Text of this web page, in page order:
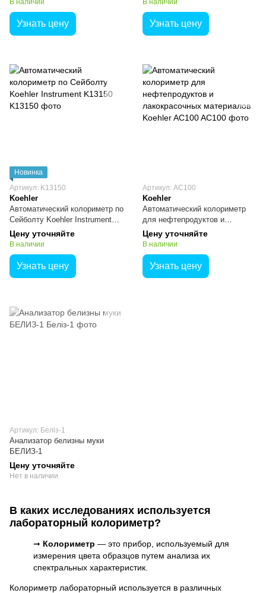
В каких исследованиях используется
лабораторный колориметр?
➞ Колориметр — это прибор, используемый для
измерения цвета образцов путем анализа их
спектральных характеристик.
Колориметр лабораторный используется в различных
В наличии
Узнать цену
В наличии
Узнать цену
Новинка
Артикул: K13150
Koehler
Автоматический колориметр по
Сейболту Koehler Instrument
K13150
Цену уточняйте
В наличии
Узнать цену
Артикул: AC100
Koehler
Автоматический колориметр
для нефтепродуктов и
лакокрасочных материалов
Koehler AC100
Цену уточняйте
В наличии
Узнать цену
Артикул: Беліз-1
Анализатор белизны муки
БЕЛИЗ-1
Цену уточняйте
Нет в наличии